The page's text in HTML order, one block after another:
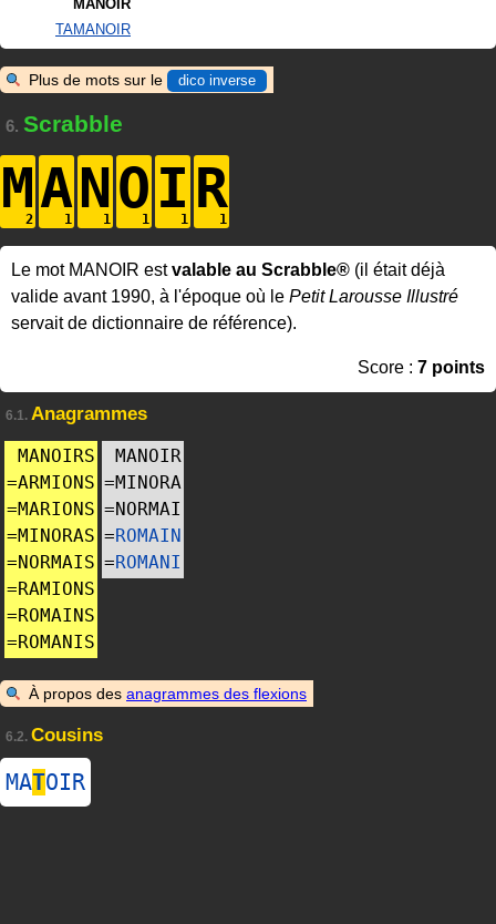
MANOIR
TAMANOIR
Plus de mots sur le dico inverse
6. Scrabble
MANOI R
Le mot MANOIR estvalable au Scrabble® (il était déjà
valide avant 1990, à l'époque où le Petit Larousse Illustré
servait de dictionnaire de référence).
Score : 7 points
6.1. Anagrammes
MANOIRS
=ARMIONS
=MARIONS
=MINORAS
=NORMAIS
=RAMIONS
=ROMAINS
=ROMANIS
MANOIR
=MINORA
=NORMAI
=ROMAIN
=ROMANI
À propos des anagrammes des flexions
6.2. Cousins
MATOIR